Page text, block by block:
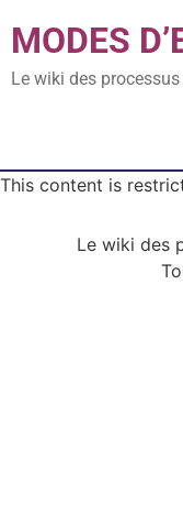
MODES
Le wiki des processus
This content is
Le wiki des